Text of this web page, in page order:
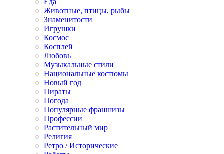
Еда
Животные, птицы, рыбы
Знаменитости
Игрушки
Космос
Косплей
Любовь
Музыкальные стили
Национальные костюмы
Новый год
Пираты
Погода
Популярные франшизы
Профессии
Растительный мир
Религия
Ретро / Исторические